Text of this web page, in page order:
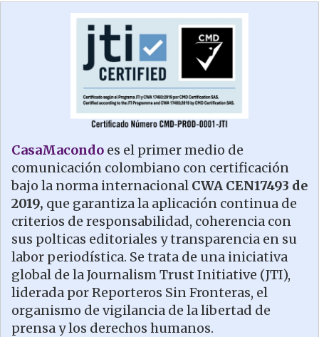
CasaMacondo es el primer medio de
comunicación colombiano con certificación
bajo la norma internacional CWA CEN17493 de
2019, que garantiza la aplicación continua de
criterios de responsabilidad, coherencia con
sus polticas editoriales y transparencia en su
labor periodística. Se trata de una iniciativa
global de la Journalism Trust Initiative (JTI),
liderada por Reporteros Sin Fronteras, el
organismo de vigilancia de la libertad de
prensa y los derechos humanos.